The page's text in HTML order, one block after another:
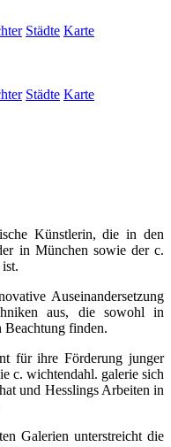
Städte Karte
Städte Karte
Künstlerin, die in den
in München sowie der c.
Auseinandersetzung
aus, die sowohl in
Beachtung finden.
für ihre Förderung junger
c. wichtendahl. galerie sich
und Hesslings Arbeiten in
Galerien unterstreicht die